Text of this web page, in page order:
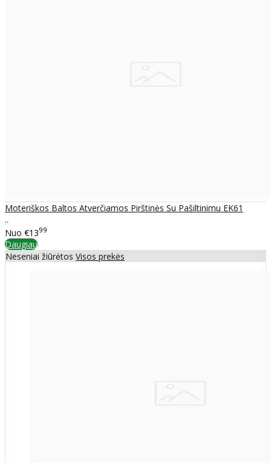
Moteriškos Baltos Atverčiamos Pirštinės Su Pašiltinimu EK61
..
Nuo €1399
Daugiau
Neseniai žiūrėtos Visos prekės